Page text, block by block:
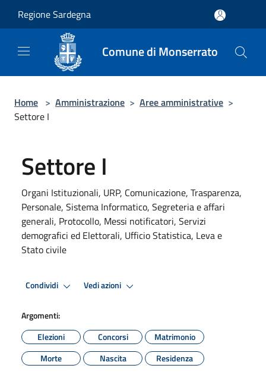
Regione Sardegna
Comune di Monserrato
Home > Amministrazione > Aree amministrative >
Settore I
Settore I
Organi Istituzionali, URP, Comunicazione, Trasparenza,
Personale, Sistema Informatico, Segreteria e affari
generali, Protocollo, Messi notificatori, Servizi
demografici ed Elettorali, Ufficio Statistica, Leva e
Stato civile
Condividi Vedi azioni
Argomenti:
Elezioni
Concorsi
Matrimonio
Morte
Nascita Residenza